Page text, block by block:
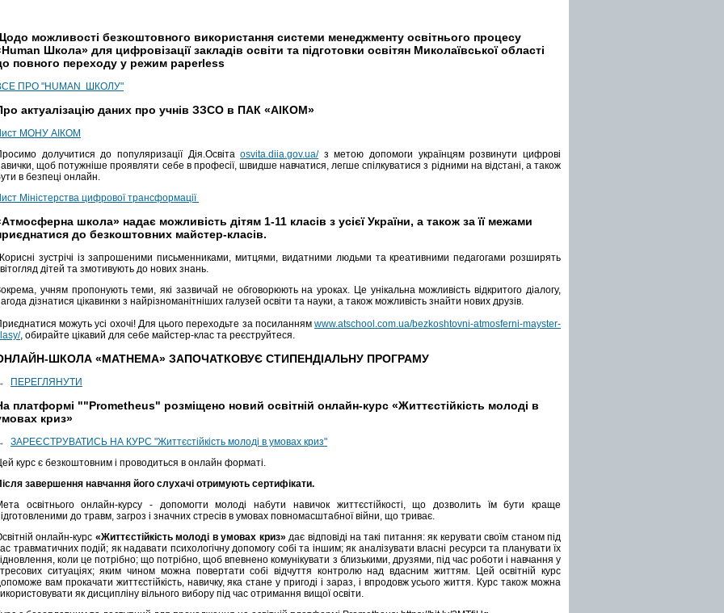
можливості безкоштовного використання системи менеджменту освітнього процесу
Школа» для цифровізації закладів освіти та підготовки освітян Миколаївської області
повного переходу у режим paperless
ПРО "HUMAN ШКОЛУ"
актуалізацію даних про учнів ЗЗСО в ПАК «АІКОМ»
МОНУ АІКОМ
долучитися до популяризації Дія.Освітаosvita.diia.gov.ua/з метою допомоги українцям розвинути цифрові
щоб потужніше проявляти себе в професії, швидше навчатися, легше спілкуватися з рідними на відстані, а також
в безпеці онлайн.
Міністерства цифрової трансформації
школа» надає можливість дітям 1-11 класів з усієї України, а також за її межами
до безкоштовних майстер-класів.
зустрічі із запрошеними письменниками, митцями, видатними людьми та креативними педагогами розширять
дітей та змотивують до нових знань.
учням пропонують теми, які зазвичай не обговорюють на уроках. Це унікальна можливість відкритого діалогу,
дізнатися цікавинки з найрізноманітніших галузей освіти та науки, а також можливість знайти нових друзів.
можуть усі охочі! Для цього переходьте за посиланням www.atschool.com.ua/bezkoshtovni-atmosferni-mayster-
, обирайте цікавий для себе майстер-клас та реєструйтеся.
ШКОЛА «MATHEMA» ЗАПОЧАТКОВУЄ СТИПЕНДІАЛЬНУ ПРОГРАМУ
ПЕРЕГЛЯНУТИ
платформі ""Prometheus" розміщено новий освітній онлайн-курс «Життєстійкість молоді в
криз»
ЗАРЕЄСТРУВАТИСЬ НА КУРС "Життєстійкість молоді в умовах криз"
курс є безкоштовним і проводиться в онлайн форматі.
завершення навчання його слухачі отримують сертифікати.
освітнього онлайн-курсу - допомогти молоді набути навичок життєстійкості, що дозволить їм бути краще
до травм, загроз і значних стресів в умовах повномасштабної війни, що триває.
онлайн-курс «Життєстійкість молоді в умовах криз» дає відповіді на такі питання: як керувати своїм станом під
травматичних подій; як надавати психологічну допомогу собі та іншим; як аналізувати власні ресурси та планувати їх
коли це потрібно; що потрібно, щоб впевнено комунікувати з близькими, друзями, під час роботи і навчання у
ситуаціях; яким чином можна повертати собі відчуття контролю над вдасним життям.
Цей освітній курс
вам прокачати життєстійкість, навичку, яка стане у пригоді і зараз, і впродовж усього життя. Курс також можна
як дисципліну вільного вибору під час отримання вищої освіти.